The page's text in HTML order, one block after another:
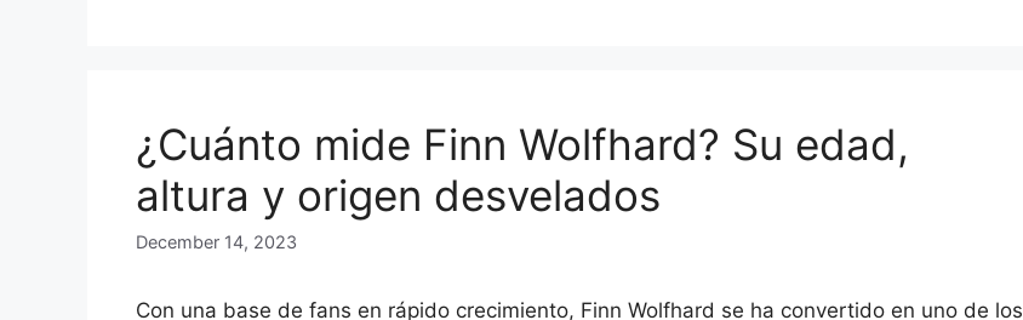
¿Cuánto mide Finn Wolfhard? Su edad,
altura y origen desvelados
December 14, 2023
Con una base de fans en rápido crecimiento, Finn Wolfhard se ha convertido en uno de los